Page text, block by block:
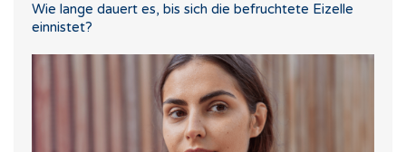
Wie lange dauert es, bis sich die befruchtete Eizelle
einnistet?